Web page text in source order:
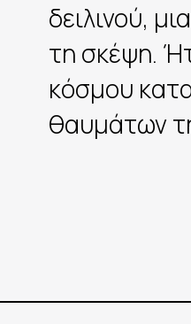
δειλινού,
τη σκέψη.
κόσμου
θαυμάτων